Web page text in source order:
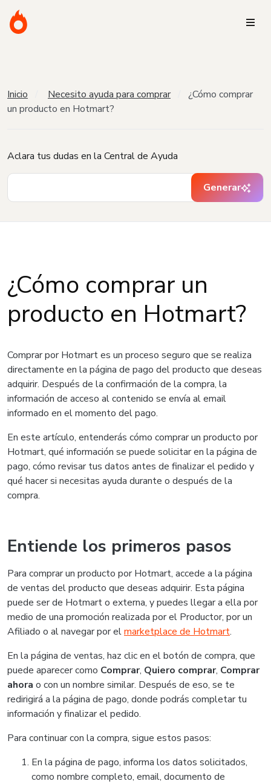
Inicio Necesito ayuda para comprar
¿Cómo comprar
un producto en Hotmart?
Aclara tus dudas en la Central de Ayuda
Generar
¿Cómo comprar un
producto en Hotmart?
Comprar por Hotmart es un proceso seguro que se realiza
directamente en la página de pago del producto que deseas
adquirir. Después de la confirmación de la compra, la
información de acceso al contenido se envía al email
informado en el momento del pago.
En este artículo, entenderás cómo comprar un producto por
Hotmart, qué información se puede solicitar en la página de
pago, cómo revisar tus datos antes de finalizar el pedido y
qué hacer si necesitas ayuda durante o después de la
compra.
Entiende los primeros pasos
Para comprar un producto por Hotmart, accede a la página
de ventas del producto que deseas adquirir. Esta página
puede ser de Hotmart o externa, y puedes llegar a ella por
medio de una promoción realizada por el Productor, por un
Afiliado o al navegar por elmarketplace de Hotmart.
En la página de ventas, haz clic en el botón de compra, que
puede aparecer como Comprar, Quiero comprar, Comprar
ahora o con un nombre similar. Después de eso, se te
redirigirá a la página de pago, donde podrás completar tu
información y finalizar el pedido.
Para continuar con la compra, sigue estos pasos:
En la página de pago, informa los datos solicitados,
como nombre completo, email, documento de